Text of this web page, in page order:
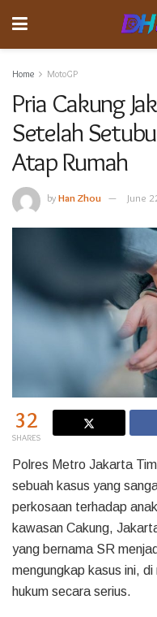
Home MotoGP
Pria Cakung
Setelah
Atap Rumah
byHan Zhou June
32
SHARES
Polres Metro Jakarta
sebuah kasus yang
perkosaan terhadap
kawasan Cakung,
yang bernama SR
mengungkap kasus ini,
hukum secara serius.